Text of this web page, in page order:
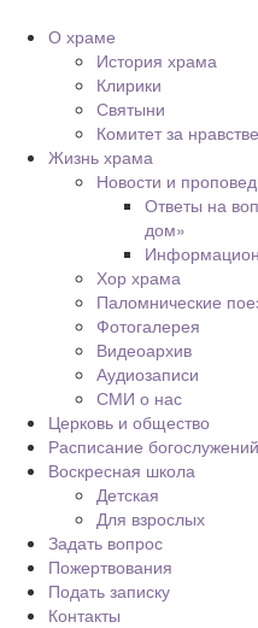
О храме
История храма
Клирики
Святыни
Комитет за
Жизнь храма
Новости и
Ответы на
дом»
Хор храма
Паломнические
Фотогалерея
Видеоархив
Аудиозаписи
СМИ о нас
Церковь и общество
Расписание богослужений
Воскресная школа
Детская
Для взрослых
Задать вопрос
Пожертвования
Подать записку
Контакты